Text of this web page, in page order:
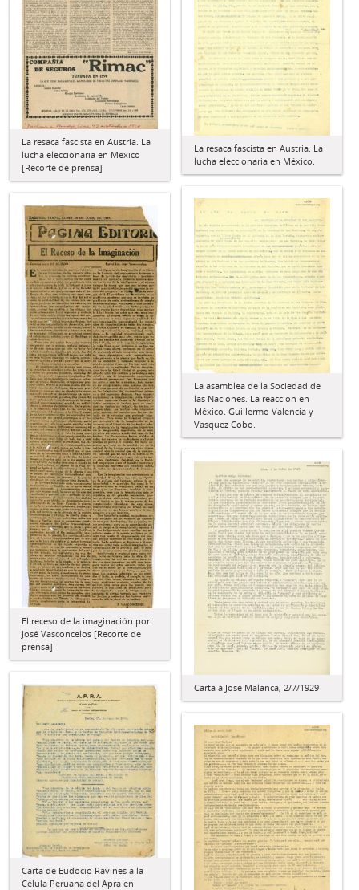
La resaca fascista en Austria. La
lucha eleccionaria en México
[Recorte de prensa]
La resaca fascista en Austria. La
lucha eleccionaria en México.
La asamblea de la Sociedad de
las Naciones. La reacción en
México. Guillermo Valencia y
Vasquez Cobo.
El receso de la imaginación por
José Vasconcelos [Recorte de
prensa]
Carta a José Malanca, 2/7/1929
Carta de Eudocio Ravines a la
Célula Peruana del Apra en